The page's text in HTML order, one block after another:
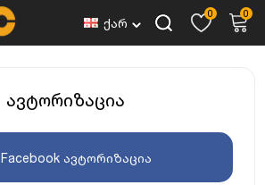
ქარ
0 0
ავტორიზაცია
Facebook ავტორიზაცია